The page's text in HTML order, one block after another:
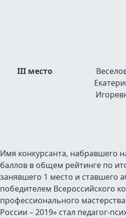
III место
Имя конкурсанта, набравшего
баллов в общем рейтинге по
занявшего 1 место и ставшего
победителем Всероссийского
профессионального
России – 2019» стал педагог-